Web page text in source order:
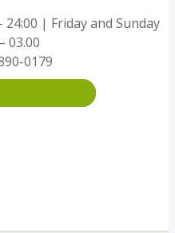
24:00 | Friday and Sunday
03.00
0179